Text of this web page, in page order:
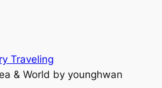
Traveling
& World by younghwan